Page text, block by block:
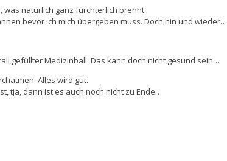
was natürlich ganz fürchterlich brennt.
bevor ich mich übergeben muss. Doch hin und wieder…
gefüllter Medizinball. Das kann doch nicht gesund sein…
Alles wird gut.
tja, dann ist es auch noch nicht zu Ende…